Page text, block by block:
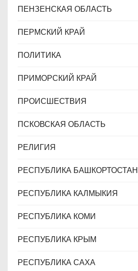
ПЕНЗЕНСКАЯ ОБЛАСТЬ
ПЕРМСКИЙ КРАЙ
ПОЛИТИКА
ПРИМОРСКИЙ КРАЙ
ПРОИСШЕСТВИЯ
ПСКОВСКАЯ ОБЛАСТЬ
РЕЛИГИЯ
РЕСПУБЛИКА БАШКОРТОСТАН
РЕСПУБЛИКА КАЛМЫКИЯ
РЕСПУБЛИКА КОМИ
РЕСПУБЛИКА КРЫМ
РЕСПУБЛИКА САХА